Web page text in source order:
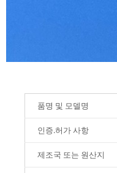
품명 및 모델명
인증.허가 사항
제조국 또는 원산지